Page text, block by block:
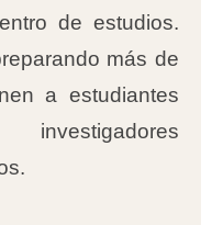
de estudios.
más de
a estudiantes